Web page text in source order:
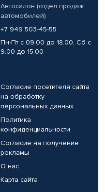
Автосалон (отдел продаж
автомобилей)
+7 949 503-45-55
Пн-Пт с 09.00 до 18.00, Сб с
9.00 до 15.00
Согласие посетителя сайта
на обработку
персональных данных
Политика
конфиденциальности
Согласие на получение
рекламы
О нас
Карта сайта